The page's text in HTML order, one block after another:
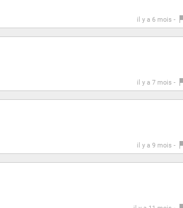
il y a 6 mois -
il y a 7 mois -
il y a 9 mois -